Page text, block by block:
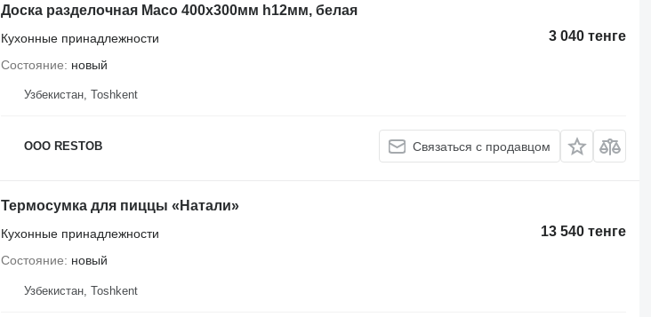
Доска разделочная Maco 400х300мм h12мм, белая
3 040 тенге
Кухонные принадлежности
Состояние
новый
Узбекистан, Тоshkent
OOO RESTOB Связаться с продавцом
Термосумка для пиццы «Натали»
13 540 тенге
Кухонные принадлежности
Состояние
новый
Узбекистан, Тоshkent